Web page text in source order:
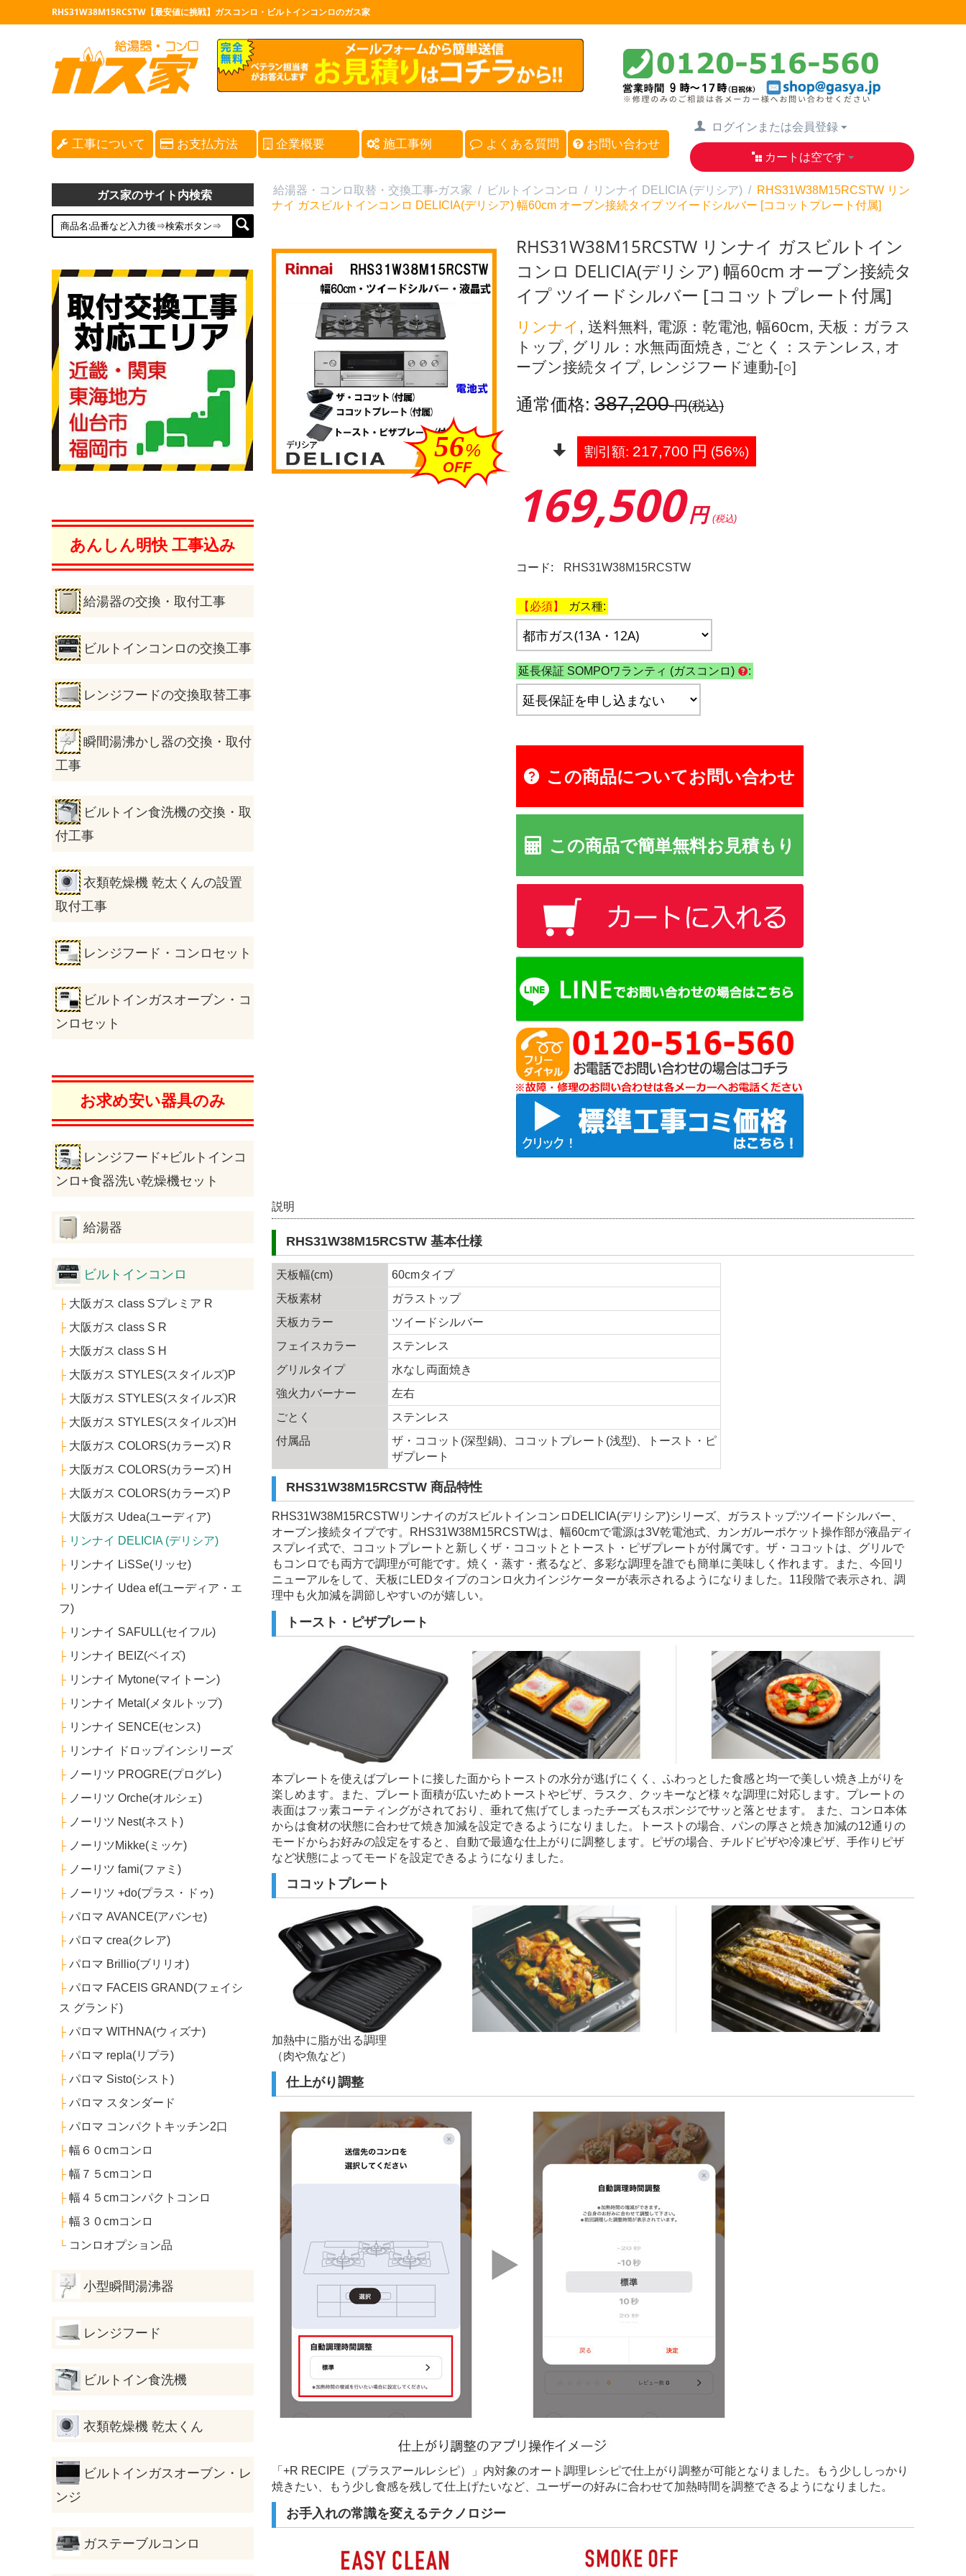
RHS31W38M15RCSTW【最安値に挑戦】ガスコンロ・ビルトインコンロのガス家
工事について お支払方法 企業概要 施工事例 よくある質問 お問い合わせ
ログインまたは会員登録
カートは空です
ガス家のサイト内検索
あんしん明快 工事込み
給湯器の交換・取付工事
ビルトインコンロの交換工事
レンジフードの交換取替工事
瞬間湯沸かし器の交換・取付
工事
ビルトイン食洗機の交換・取
付工事
衣類乾燥機 乾太くんの設置
取付工事
レンジフード・コンロセット
ビルトインガスオーブン・コ
ンロセット
お求め安い器具のみ
レンジフード+ビルトインコ
ンロ+食器洗い乾燥機セット
給湯器
ビルトインコンロ
├ 大阪ガス class Sプレミア R
├ 大阪ガス class S R
├ 大阪ガス class S H
├ 大阪ガス STYLES(スタイルズ)P
├ 大阪ガス STYLES(スタイルズ)R
├ 大阪ガス STYLES(スタイルズ)H
├ 大阪ガス COLORS(カラーズ) R
├ 大阪ガス COLORS(カラーズ) H
├ 大阪ガス COLORS(カラーズ) P
├ 大阪ガス Udea(ユーディア)
├ リンナイ DELICIA (デリシア)
├ リンナイ LiSSe(リッセ)
├ リンナイ Udea ef(ユーディア・エ
フ)
├ リンナイ SAFULL(セイフル)
├ リンナイ BEIZ(ベイズ)
├ リンナイ Mytone(マイトーン)
├ リンナイ Metal(メタルトップ)
├ リンナイ SENCE(センス)
├ リンナイ ドロップインシリーズ
├ ノーリツ PROGRE(プログレ)
├ ノーリツ Orche(オルシェ)
├ ノーリツ Nest(ネスト)
├ ノーリツMikke(ミッケ)
├ ノーリツ fami(ファミ)
├ ノーリツ +do(プラス・ドゥ)
├ パロマ AVANCE(アバンセ)
├ パロマ crea(クレア)
├ パロマ Brillio(ブリリオ)
├ パロマ FACEIS GRAND(フェイシ
ス グランド)
├ パロマ WITHNA(ウィズナ)
├ パロマ repla(リプラ)
├ パロマ Sisto(シスト)
├ パロマ スタンダード
├ パロマ コンパクトキッチン2口
├ 幅６０cmコンロ
├ 幅７５cmコンロ
├ 幅４５cmコンパクトコンロ
├ 幅３０cmコンロ
└ コンロオプション品
小型瞬間湯沸器
レンジフード
ビルトイン食洗機
衣類乾燥機 乾太くん
ビルトインガスオーブン・レ
ンジ
ガステーブルコンロ
給湯器・コンロ取替・交換工事-ガス家 / ビルトインコンロ / リンナイ DELICIA (デリシア) / RHS31W38M15RCSTW リン
ナイ ガスビルトインコンロ DELICIA(デリシア) 幅60cm オーブン接続タイプ ツイードシルバー [ココットプレート付属]
56%
OFF
RHS31W38M15RCSTW リンナイ ガスビルトイン
コンロ DELICIA(デリシア) 幅60cm オーブン接続タ
イプ ツイードシルバー [ココットプレート付属]
リンナイ , 送料無料, 電源：乾電池, 幅60cm, 天板：ガラス
トップ, グリル：水無両面焼き, ごとく：ステンレス, オ
ーブン接続タイプ, レンジフード連動-[○]
通常価格: 387,200 円(税込)
割引額: 217,700 円 (56%)
169,500 円 (税込)
コード: RHS31W38M15RCSTW
ガス種:
延長保証 SOMPOワランティ (ガスコンロ) :
この商品についてお問い合わせ
この商品で簡単無料お見積もり
説明
RHS31W38M15RCSTW 基本仕様
天板幅(cm)
60cmタイプ
天板素材
ガラストップ
天板カラー
ツイードシルバー
フェイスカラー
ステンレス
グリルタイプ
水なし両面焼き
強火力バーナー
左右
ごとく
ステンレス
付属品
ザ・ココット(深型鍋)、ココットプレート(浅型)、トースト・ピ
ザプレート
RHS31W38M15RCSTW 商品特性
RHS31W38M15RCSTWリンナイのガスビルトインコンロDELICIA(デリシア)シリーズ、ガラストップ:ツイードシルバー、
オーブン接続タイプです。RHS31W38M15RCSTWは、幅60cmで電源は3V乾電池式、カンガルーポケット操作部が液晶ディ
スプレイ式で、ココットプレートと新しくザ・ココットとトースト・ピザプレートが付属です。ザ・ココットは、グリルで
もコンロでも両方で調理が可能です。焼く・蒸す・煮るなど、多彩な調理を誰でも簡単に美味しく作れます。また、今回リ
ニューアルをして、天板にLEDタイプのコンロ火力インジケーターが表示されるようになりました。11段階で表示され、調
理中も火加減を調節しやすいのが嬉しい。
トースト・ピザプレート
本プレートを使えばプレートに接した面からトーストの水分が逃げにくく、ふわっとした食感と均一で美しい焼き上がりを
楽しめます。また、プレート面積が広いためトーストやピザ、ラスク、クッキーなど様々な調理に対応します。プレートの
表面はフッ素コーティングがされており、垂れて焦げてしまったチーズもスポンジでサッと落とせます。 また、コンロ本体
からは食材の状態に合わせて焼き加減を設定できるようになりました。トーストの場合、パンの厚さと焼き加減の12通りの
モードからお好みの設定をすると、自動で最適な仕上がりに調整します。ピザの場合、チルドピザや冷凍ピザ、手作りピザ
など状態によってモードを設定できるようになりました。
ココットプレート
加熱中に脂が出る調理
（肉や魚など）
仕上がり調整
「+R RECIPE（プラスアールレシピ）」内対象のオート調理レシピで仕上がり調整が可能となりました。もう少ししっかり
焼きたい、もう少し食感を残して仕上げたいなど、ユーザーの好みに合わせて加熱時間を調整できるようになりました。
お手入れの常識を変えるテクノロジー